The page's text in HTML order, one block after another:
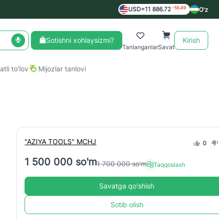
USD=11 886.72 -55.49 O'z
Sotishni xohlaysizmi?
TanlanganlarSavat
Kirish
to'lov Mijozlar tanlovi
"AZIYA TOOLS" MCHJ 0
1 500 000 so'm1 700 000 so'm Taqqoslash
Savatga qo'shish
Sotib olish